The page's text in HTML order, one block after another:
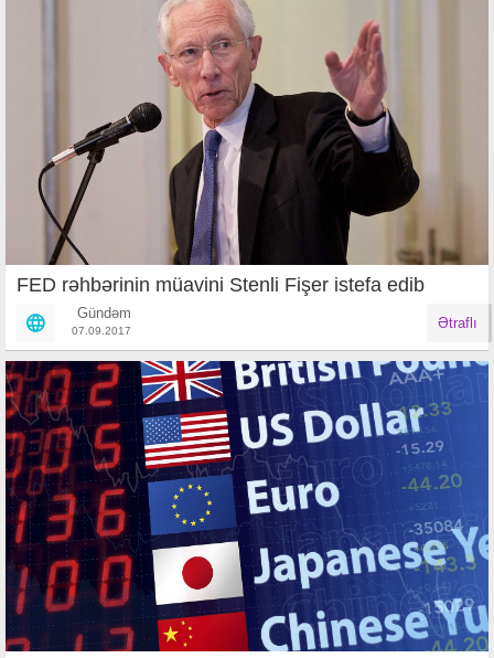
FED rəhbərinin müavini Stenli Fişer istefa edib
Gündəm
07.09.2017 Ətraflı